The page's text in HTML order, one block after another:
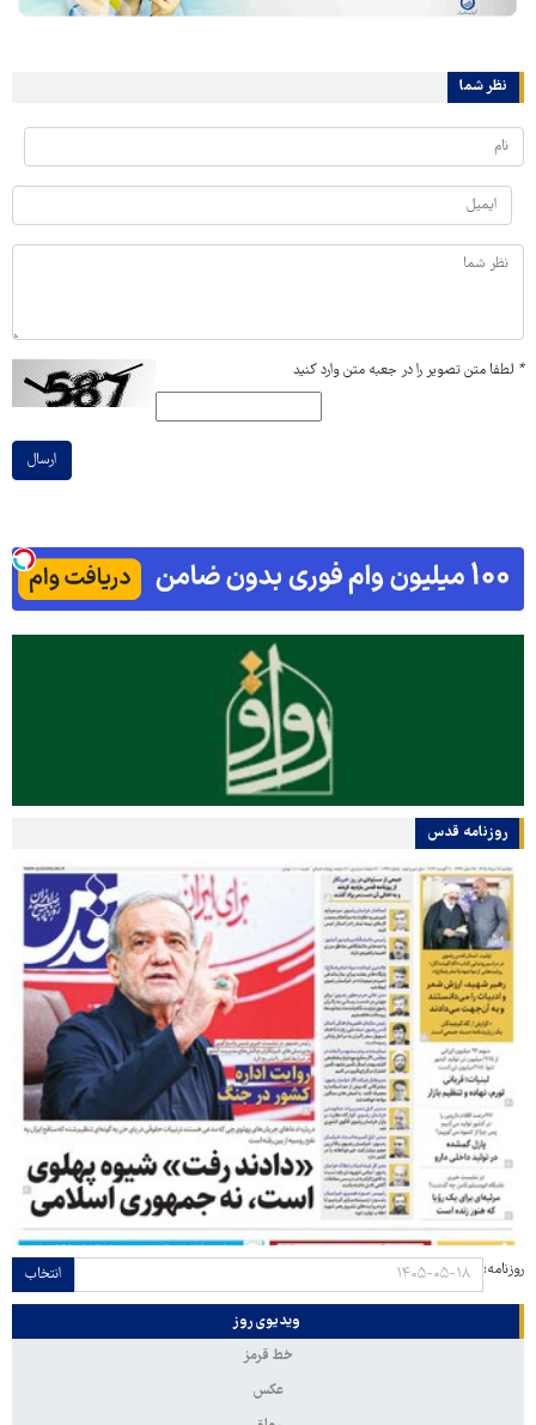
نظر شما
* لطفا متن تصویر را در جعبه متن وارد کنید
ارسال
روزنامه قدس
روزنامه: انتخاب
ویدیوی روز
خط قرمز
عکس